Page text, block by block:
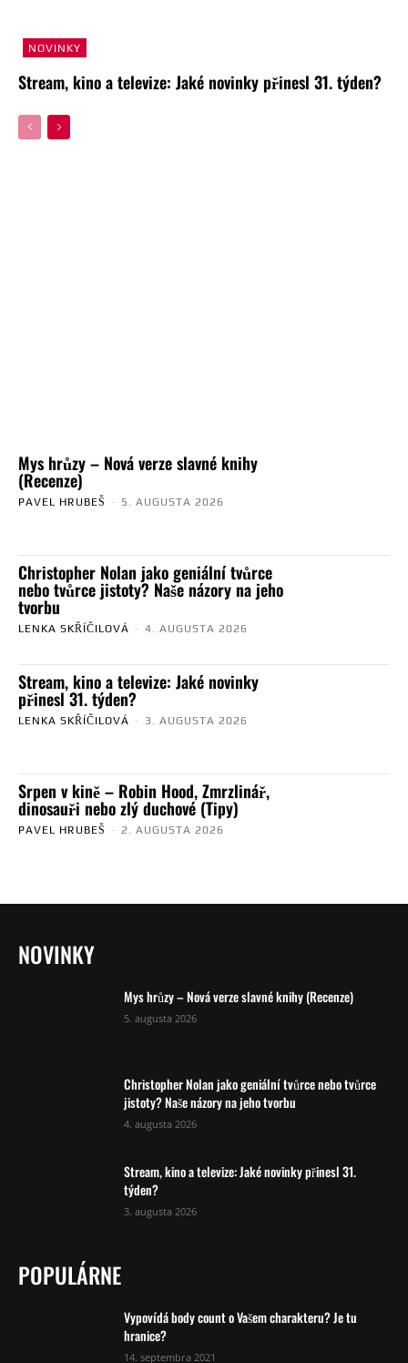
NOVINKY
Stream, kino a televize: Jaké novinky přinesl 31. týden?
Mys hrůzy – Nová verze slavné knihy
(Recenze)
PAVEL HRUBEŠ - 5. AUGUSTA 2026
Christopher Nolan jako geniální tvůrce
nebo tvůrce jistoty? Naše názory na jeho
tvorbu
LENKA SKŘÍČILOVÁ - 4. AUGUSTA 2026
Stream, kino a televize: Jaké novinky
přinesl 31. týden?
LENKA SKŘÍČILOVÁ - 3. AUGUSTA 2026
Srpen v kině – Robin Hood, Zmrzlinář,
dinosauři nebo zlý duchové (Tipy)
PAVEL HRUBEŠ - 2. AUGUSTA 2026
NOVINKY
Mys hrůzy – Nová verze slavné knihy (Recenze)
5. augusta 2026
Christopher Nolan jako geniální tvůrce nebo tvůrce
jistoty? Naše názory na jeho tvorbu
4. augusta 2026
Stream, kino a televize: Jaké novinky přinesl 31.
týden?
3. augusta 2026
POPULÁRNE
Vypovídá body count o Vašem charakteru? Je tu
hranice?
14. septembra 2021